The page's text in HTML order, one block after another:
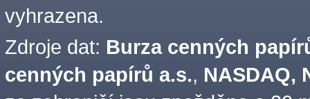
vyhrazena.
Zdroje dat: Burza cenných
cenných papírů a.s., NASDAQ,